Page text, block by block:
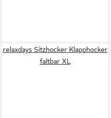
relaxdays Sitzhocker Klapphocker
faltbar XL